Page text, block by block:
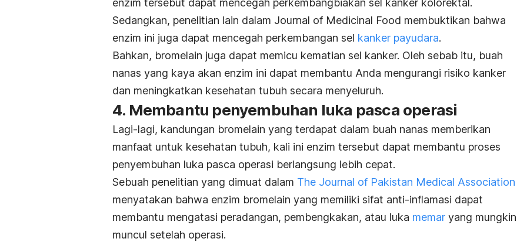
enzim tersebut dapat mencegah perkembangbiakan sel kanker kolorektal.
Sedangkan, penelitian lain dalam Journal of Medicinal Food membuktikan bahwa
enzim ini juga dapat mencegah perkembangan sel kanker payudara.
Bahkan, bromelain juga dapat memicu kematian sel kanker. Oleh sebab itu, buah
nanas yang kaya akan enzim ini dapat membantu Anda mengurangi risiko kanker
dan meningkatkan kesehatan tubuh secara menyeluruh.
4. Membantu penyembuhan luka pasca operasi
Lagi-lagi, kandungan bromelain yang terdapat dalam buah nanas memberikan
manfaat untuk kesehatan tubuh, kali ini enzim tersebut dapat membantu proses
penyembuhan luka pasca operasi berlangsung lebih cepat.
Sebuah penelitian yang dimuat dalam The Journal of Pakistan Medical Association
menyatakan bahwa enzim bromelain yang memiliki sifat anti-inflamasi dapat
membantu mengatasi peradangan, pembengkakan, atau luka memar yang mungkin
muncul setelah operasi.